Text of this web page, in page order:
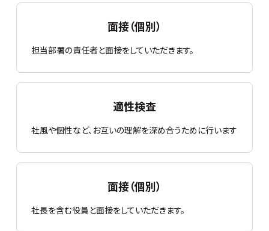
面接（個別）
担当部署の責任者と面接をしていただきます。
適性検査
社風や個性など、お互いの理解を深め合うために行います
面接（個別）
社長を含む役員と面接をしていただきます。